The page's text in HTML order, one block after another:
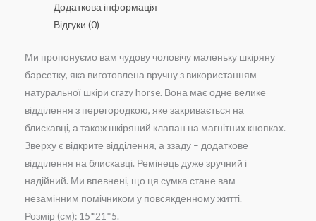
smmbk12(25)
коричнева
Додаткова інформація
Відгуки (0)
Ми пропонуємо вам чудову чоловічу маленьку шкіряну
барсетку, яка виготовлена вручну з використанням
натуральної шкіри crazy horse. Вона має одне велике
відділення з перегородкою, яке закривається на
блискавці, а також шкіряний клапан на магнітних кнопках.
Зверху є відкрите відділення, а ззаду – додаткове
відділення на блискавці. Ремінець дуже зручний і
надійний. Ми впевнені, що ця сумка стане вам
незамінним помічником у повсякденному житті.
Розмір (см): 15*21*5.